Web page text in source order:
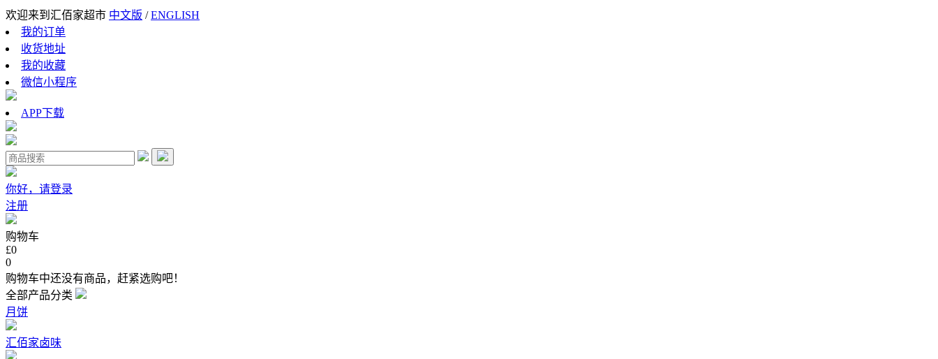
欢迎来到汇佰家超市 中文版 /ENGLISH
我的订单
收货地址
我的收藏
微信小程序
APP下载
你好，请登录
注册
购物车
£0
0
购物车中还没有商品，赶紧选购吧！
全部产品分类
月饼
汇佰家卤味